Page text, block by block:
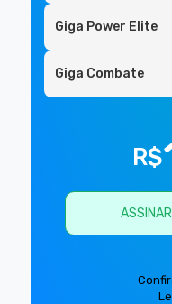
Giga Power Elite
Giga Combate
R$